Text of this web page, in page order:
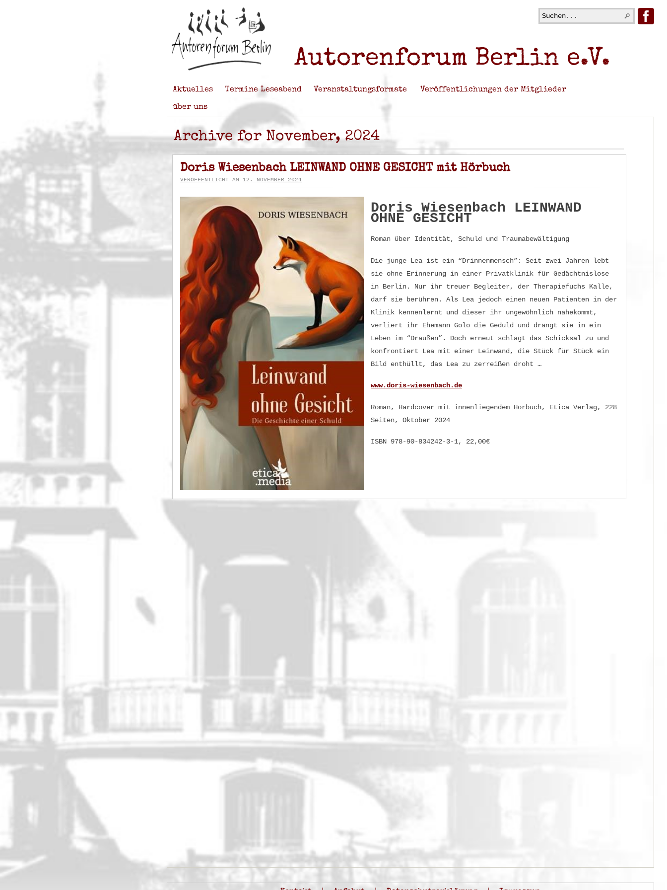
Autorenforum Berlin e.V.
Aktuelles Termine Leseabend Veranstaltungsformate Veröffentlichungen der Mitglieder
über uns
Archive for November, 2024
Doris Wiesenbach LEINWAND OHNE GESICHT mit Hörbuch
VERÖFFENTLICHT AM 12. NOVEMBER 2024
Doris Wiesenbach LEINWAND
OHNE GESICHT
Roman über Identität, Schuld und Traumabewältigung
Die junge Lea ist ein “Drinnenmensch”: Seit zwei Jahren lebt
sie ohne Erinnerung in einer Privatklinik für Gedächtnislose
in Berlin. Nur ihr treuer Begleiter, der Therapiefuchs Kalle,
darf sie berühren. Als Lea jedoch einen neuen Patienten in der
Klinik kennenlernt und dieser ihr ungewöhnlich nahekommt,
verliert ihr Ehemann Golo die Geduld und drängt sie in ein
Leben im “Draußen”. Doch erneut schlägt das Schicksal zu und
konfrontiert Lea mit einer Leinwand, die Stück für Stück ein
Bild enthüllt, das Lea zu zerreißen droht …
www.doris-wiesenbach.de
Roman, Hardcover mit innenliegendem Hörbuch, Etica Verlag, 228
Seiten, Oktober 2024
ISBN 978-90-834242-3-1, 22,00€